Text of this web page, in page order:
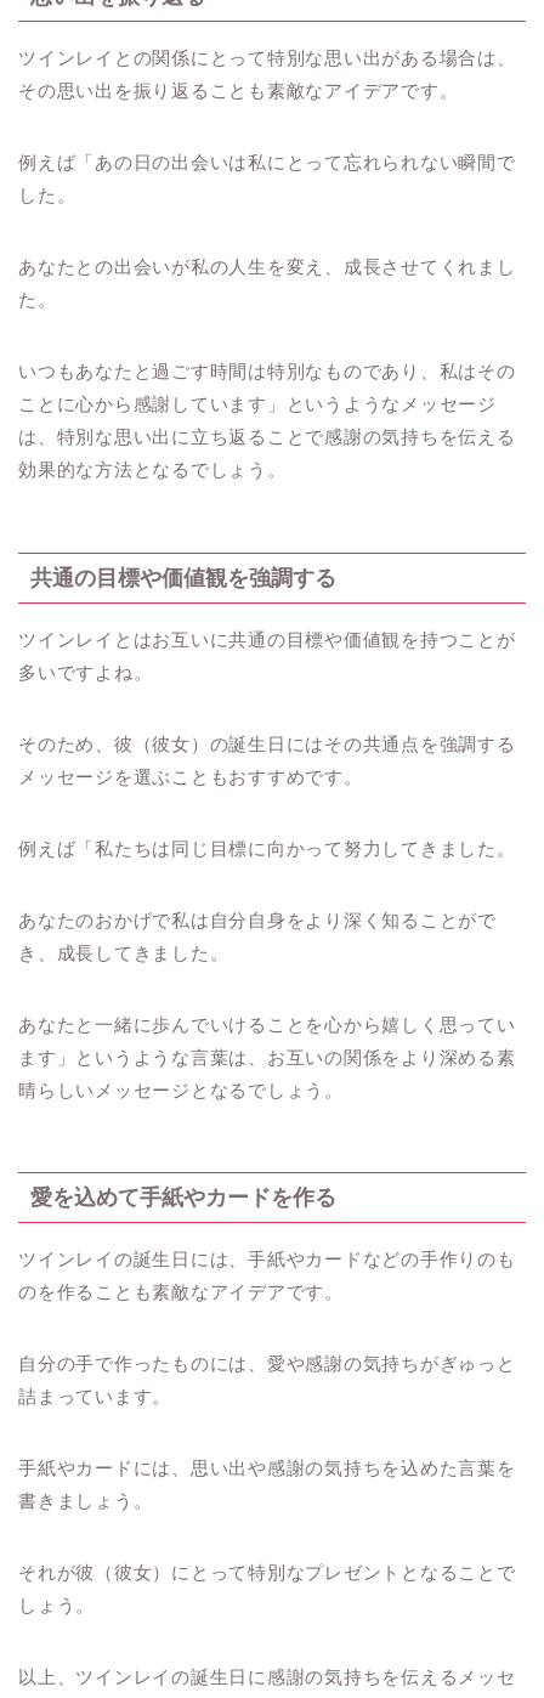
ツインレイとの関係にとって特別な思い出がある場合は、
その思い出を振り返ることも素敵なアイデアです。
例えば「あの日の出会いは私にとって忘れられない瞬間で
した。
あなたとの出会いが私の人生を変え、成長させてくれまし
た。
いつもあなたと過ごす時間は特別なものであり、私はその
ことに心から感謝しています」というようなメッセージ
は、特別な思い出に立ち返ることで感謝の気持ちを伝える
効果的な方法となるでしょう。
共通の目標や価値観を強調する
ツインレイとはお互いに共通の目標や価値観を持つことが
多いですよね。
そのため、彼（彼女）の誕生日にはその共通点を強調する
メッセージを選ぶこともおすすめです。
例えば「私たちは同じ目標に向かって努力してきました。
あなたのおかげで私は自分自身をより深く知ることがで
き、成長してきました。
あなたと一緒に歩んでいけることを心から嬉しく思ってい
ます」というような言葉は、お互いの関係をより深める素
晴らしいメッセージとなるでしょう。
愛を込めて手紙やカードを作る
ツインレイの誕生日には、手紙やカードなどの手作りのも
のを作ることも素敵なアイデアです。
自分の手で作ったものには、愛や感謝の気持ちがぎゅっと
詰まっています。
手紙やカードには、思い出や感謝の気持ちを込めた言葉を
書きましょう。
それが彼（彼女）にとって特別なプレゼントとなることで
しょう。
以上、ツインレイの誕生日に感謝の気持ちを伝えるメッセ